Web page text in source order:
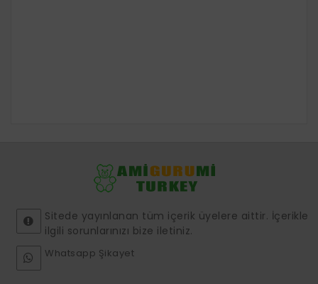
Sitede yayınlanan tüm içerik üyelere aittir. İçerikle
ilgili sorunlarınızı bize iletiniz.
Whatsapp Şikayet